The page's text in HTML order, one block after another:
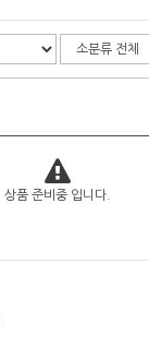
상품 준비중 입니다.